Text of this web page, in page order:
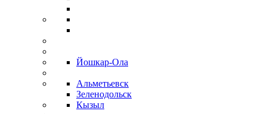
Йошкар-Ола
Альметьевск
Зеленодольск
Кызыл